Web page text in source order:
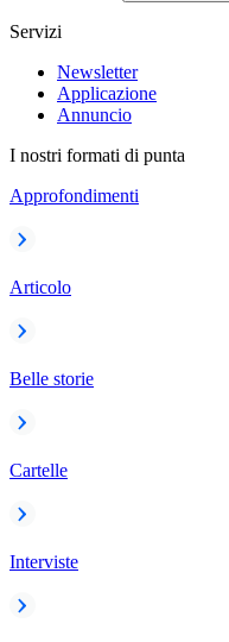
Servizi
Newsletter
Applicazione
Annuncio
I nostri formati di punta
Approfondimenti
Articolo
Belle storie
Cartelle
Interviste